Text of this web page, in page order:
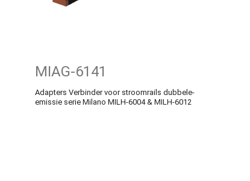
MIAG-6141
Adapters Verbinder voor stroomrails dubbele-
emissie serie Milano MILH-6004 & MILH-6012